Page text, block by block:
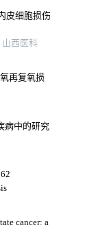
皮细胞损伤
西医科
再复氧损
病中的研究
cancer: a